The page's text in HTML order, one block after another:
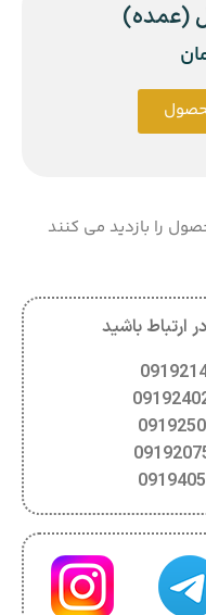
را بازدید می کنند
ارتباط باشید
(عمده)